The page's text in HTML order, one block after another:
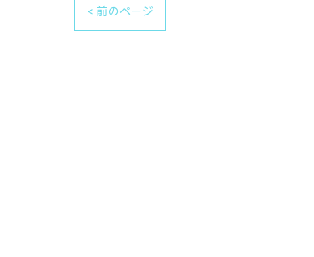
< 前のページ